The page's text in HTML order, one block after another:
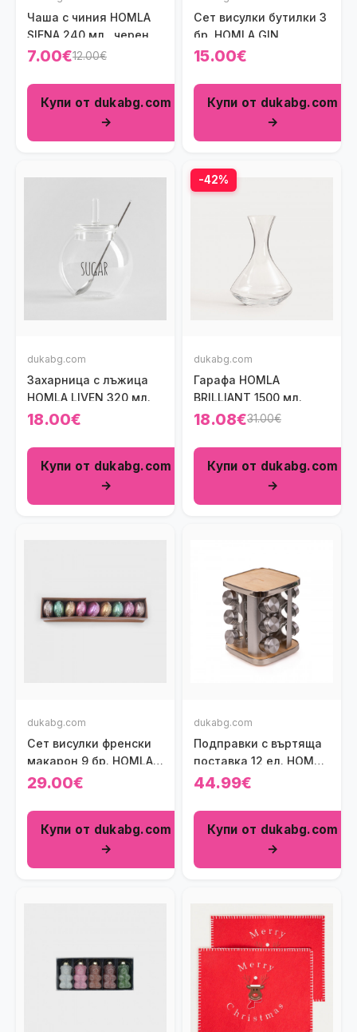
Чаша с чиния HOMLA
SIENA 240 мл., черен
7.00€12.00€
Купи от dukabg.com
→
Сет висулки бутилки 3
бр. HOMLA GIN
15.00€
Купи от dukabg.com
→
dukabg.com
Захарница с лъжица
HOMLA LIVEN 320 мл.
18.00€
Купи от dukabg.com
→
-42%
dukabg.com
Гарафа HOMLA
BRILLIANT 1500 мл.
18.08€31.00€
Купи от dukabg.com
→
dukabg.com
Сет висулки френски
макарон 9 бр. HOMLA
MACARONIE
29.00€
Купи от dukabg.com
→
dukabg.com
Подправки с въртяща
поставка 12 ел. HOMLA
MONROY
44.99€
Купи от dukabg.com
→